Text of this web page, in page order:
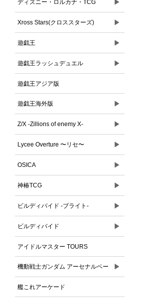
ディズニー・ロルカナ・TCG ▶
Xross Stars(クロススターズ) ▶
遊戯王 ▶
遊戯王ラッシュデュエル ▶
遊戯王アジア版
遊戯王海外版 ▶
Z/X -Zillions of enemy X- ▶
Lycee Overture 〜リセ〜 ▶
OSICA ▶
神椿TCG ▶
ビルディバイド -ブライト- ▶
ビルディバイド ▶
アイドルマスター TOURS
機動戦士ガンダム アーセナルベー
ス
▶
艦これアーケード